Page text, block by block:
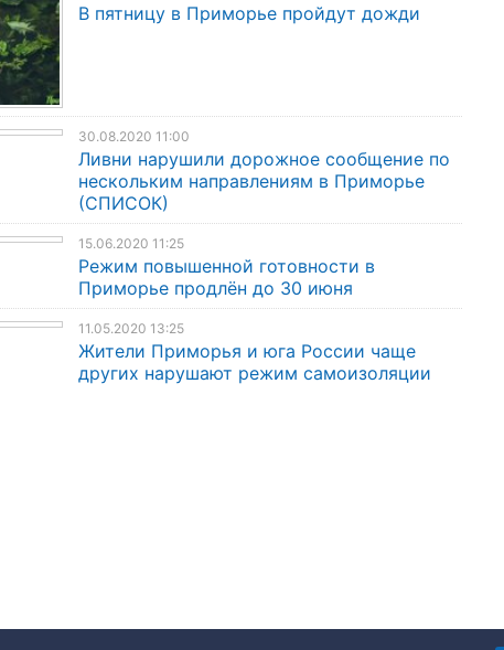
В пятницу в Приморье пройдут дожди
30.08.2020 11:00
Ливни нарушили дорожное сообщение по
нескольким направлениям в Приморье
(СПИСОК)
15.06.2020 11:25
Режим повышенной готовности в
Приморье продлён до 30 июня
11.05.2020 13:25
Жители Приморья и юга России чаще
других нарушают режим самоизоляции